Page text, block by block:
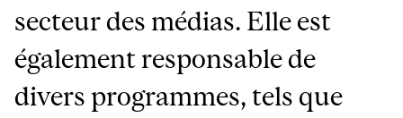
secteur des médias. Elle est
également responsable de
divers programmes, tels que